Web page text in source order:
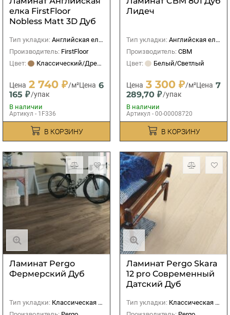
елка FirstFloor
Nobless Matt 3D Дуб
Тип укладки: Английская елка
Производитель: FirstFloor
Цвет:
Классический/Древесный
Цена 2 740 ₽/м²Цена 6
165 ₽/упак
В наличии
Артикул - 1F336
В КОРЗИНУ
Лидеч
Тип укладки: Английская елка
Производитель: CBM
Цвет:
Белый/Светлый
Цена 3 300 ₽/м²Цена 7
289,70 ₽/упак
В наличии
Артикул - 00-00008720
В КОРЗИНУ
Ламинат Pergo
Фермерский Дуб
Тип укладки: Классическая (прямая)
Ламинат Pergo Skara
12 pro Современный
Датский Дуб
Тип укладки: Классическая (прямая)